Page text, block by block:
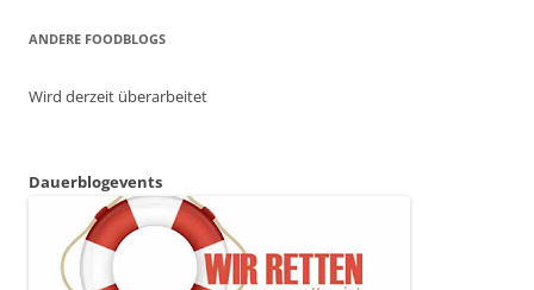
ANDERE FOODBLOGS
Wird derzeit überarbeitet
Dauerblogevents